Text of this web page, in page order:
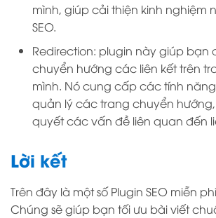
mình, giúp cải thiện kinh nghiệm
SEO.
Redirection: plugin này giúp bạn
chuyển hướng các liên kết trên
mình. Nó cung cấp các tính
quản lý các trang chuyển
quyết các vấn đề liên quan đến
Lời kết
Trên đây là một số Plugin SEO miễn
Chúng sẽ giúp bạn tối ưu bài viết